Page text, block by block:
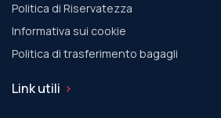
Politica di Riservatezza
Informativa sui cookie
Politica di trasferimento bagagli
Link utili